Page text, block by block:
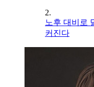
2.
노후 대비로
커진다